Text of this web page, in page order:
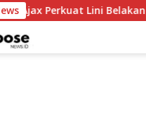
Lini Belakang dengan Ter